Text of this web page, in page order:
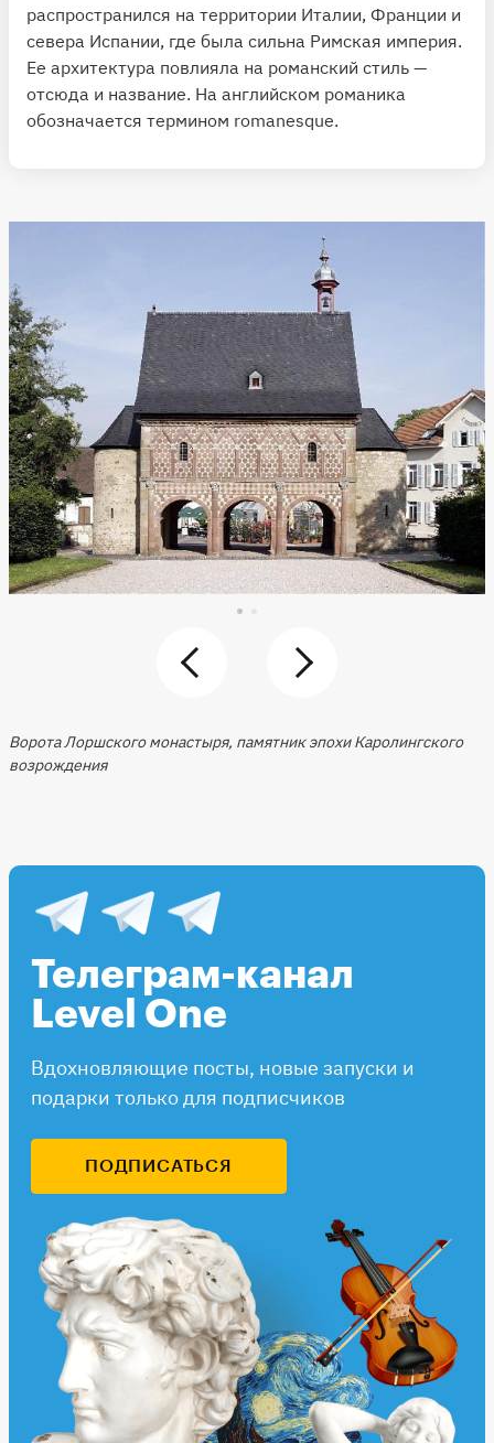
распространился на территории Италии, Франции и
севера Испании, где была сильна Римская империя.
Ее архитектура повлияла на романский стиль —
отсюда и название. На английском романика
обозначается термином romanesque.
Ворота Лоршского монастыря, памятник эпохи Каролингского
возрождения
Телеграм-канал
Level One
Вдохновляющие посты, новые запуски и
подарки только для подписчиков
ПОДПИСАТЬСЯ